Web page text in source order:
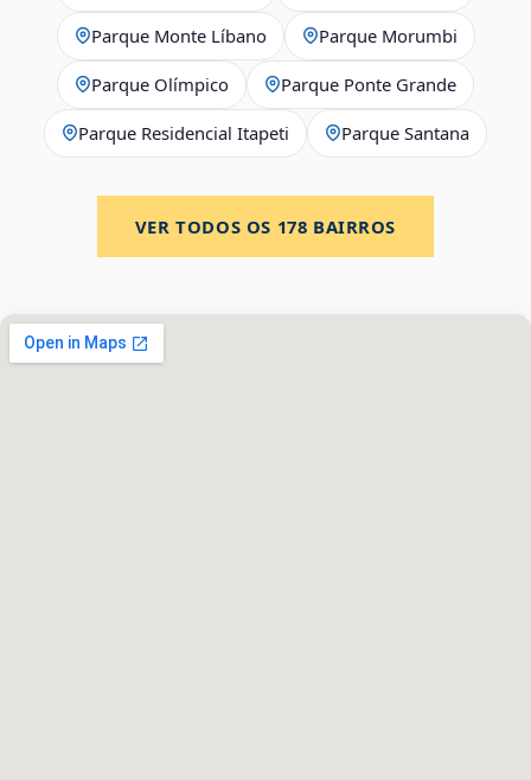
Parque Monte Líbano Parque Morumbi
Parque Olímpico Parque Ponte Grande
Parque Residencial Itapeti Parque Santana
VER TODOS OS 178 BAIRROS